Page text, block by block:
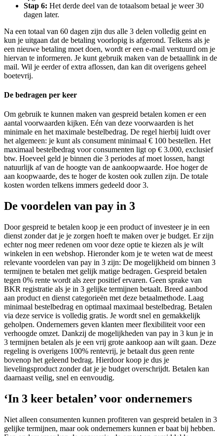
Stap 6: Het derde deel van de totaalsom betaal je weer 30
dagen later.
Na een totaal van 60 dagen zijn dus alle 3 delen volledig geint en
kun je uitgaan dat de betaling voorlopig is afgerond. Telkens als je
een nieuwe betaling moet doen, wordt er een e-mail verstuurd om je
hiervan te informeren. Je kunt gebruik maken van de betaallink in de
mail. Wil je eerder of extra aflossen, dan kan dit overigens geheel
boetevrij.
De bedragen per keer
Om gebruik te kunnen maken van gespreid betalen komen er een
aantal voorwaarden kijken. Eén van deze voorwaarden is het
minimale en het maximale bestelbedrag. De regel hierbij luidt over
het algemeen: je kunt als consument minimaal € 100 bestellen. Het
maximaal bestelbedrag voor consumenten ligt op € 3.000, exclusief
btw. Hoeveel geld je binnen die 3 periodes af moet lossen, hangt
natuurlijk af van de hoogte van de aankoopwaarde. Hoe hoger de
aan koopwaarde, des te hoger de kosten ook zullen zijn. De totale
kosten worden telkens immers gedeeld door 3.
De voordelen van pay in 3
Door gespreid te betalen koop je een product of investeer je in een
dienst zonder dat je je zorgen hoeft te maken over je budget. Er zijn
echter nog meer redenen om voor deze optie te kiezen als je wilt
winkelen in een webshop. Hieronder kom je te weten wat de meest
relevante voordelen van pay in 3 zijn: De mogelijkheid om binnen 3
termijnen te betalen met gelijk matige bedragen. Gespreid betalen
tegen 0% rente wordt als zeer positief ervaren. Geen sprake van
BKR registratie als je in 3 gelijke termijnen betaalt. Breed aanbod
aan product en dienst categorieën met deze betaalmethode. Laag
minimaal bestelbedrag en optimaal maximaal bestelbedrag. Betalen
via deze service is volledig gratis. Je wordt snel en gemakkelijk
geholpen. Ondernemers geven klanten meer flexibiliteit voor een
verhoogde omzet. Dankzij de mogelijkheden van pay in 3 kun je in
3 termijnen betalen als je een vrij grote aankoop aan wilt gaan. Deze
regeling is overigens 100% rentevrij, je betaalt dus geen rente
bovenop het geleend bedrag. Hierdoor koop je dus je
lievelingsproduct zonder dat je je budget overschrijdt. Betalen kan
daarnaast veilig, snel en eenvoudig.
‘In 3 keer betalen’ voor ondernemers
Niet alleen consumenten kunnen profiteren van gespreid betalen in 3
gelijke termijnen, maar ook ondernemers kunnen er baat bij hebben.